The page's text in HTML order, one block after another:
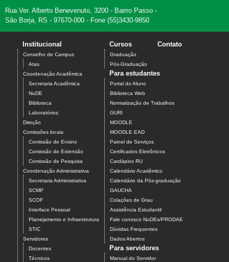
Rua Ver. Alberto Benevenuto, 3200 - Bairro Passo -
São Borja, RS - 97670-000 - Fone (55)3430-9850
Institucional
Conselho de Campus
Atas
Coordenação Acadêmica
Secretaria Acadêmica
NuDE
Biblioteca
Laboratórios
Direção
Comissões locais
Comissão de Ensino
Comissão de Extensão
Comissão de Pesquisa
Coordenação Administrativa
Secretaria Administrativa
SCMP
SCOF
Interface Pessoal
Planejamento e Infraestrutura
STIC
Servidores
Docentes
Técnicos
Cursos
Graduação
Pós-Graduação
Contato
Para estudantes
Portal do Aluno
Biblioteca Web
Normalização de Trabalhos
GURI
MOODLE
MOODLE EAD
Painel de Serviços
Certificados Eletrônicos
Cardápios RU
Calendário Acadêmico
Calendário da Pós-graduação
GAUCHA
Colações de Grau
Assistência Estudantil
Fale conosco NuDEs/PRODAE
Dúvidas Frequentes
Dados Abertos
Para servidores
Manual do Servidor